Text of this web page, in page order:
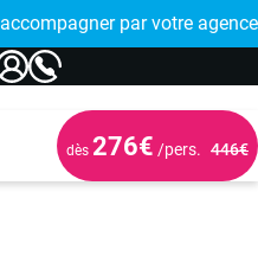
par votre
🤩
dès 276€ /pers. 446€